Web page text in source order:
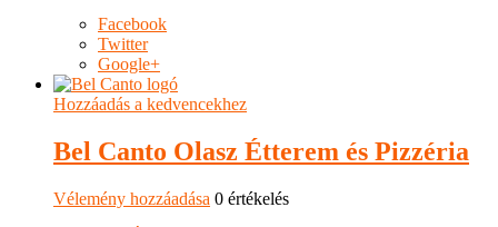
Facebook
Twitter
Google+
Hozzáadás a kedvencekhez
Bel Canto Olasz Étterem és Pizzéria
Vélemény hozzáadása 0 értékelés